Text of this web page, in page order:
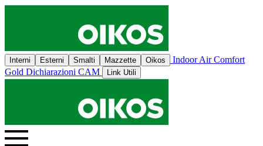
Interni Esterni Smalti Mazzette Oikos
Indoor Air Comfort
Gold Dichiarazioni CAM Link Utili